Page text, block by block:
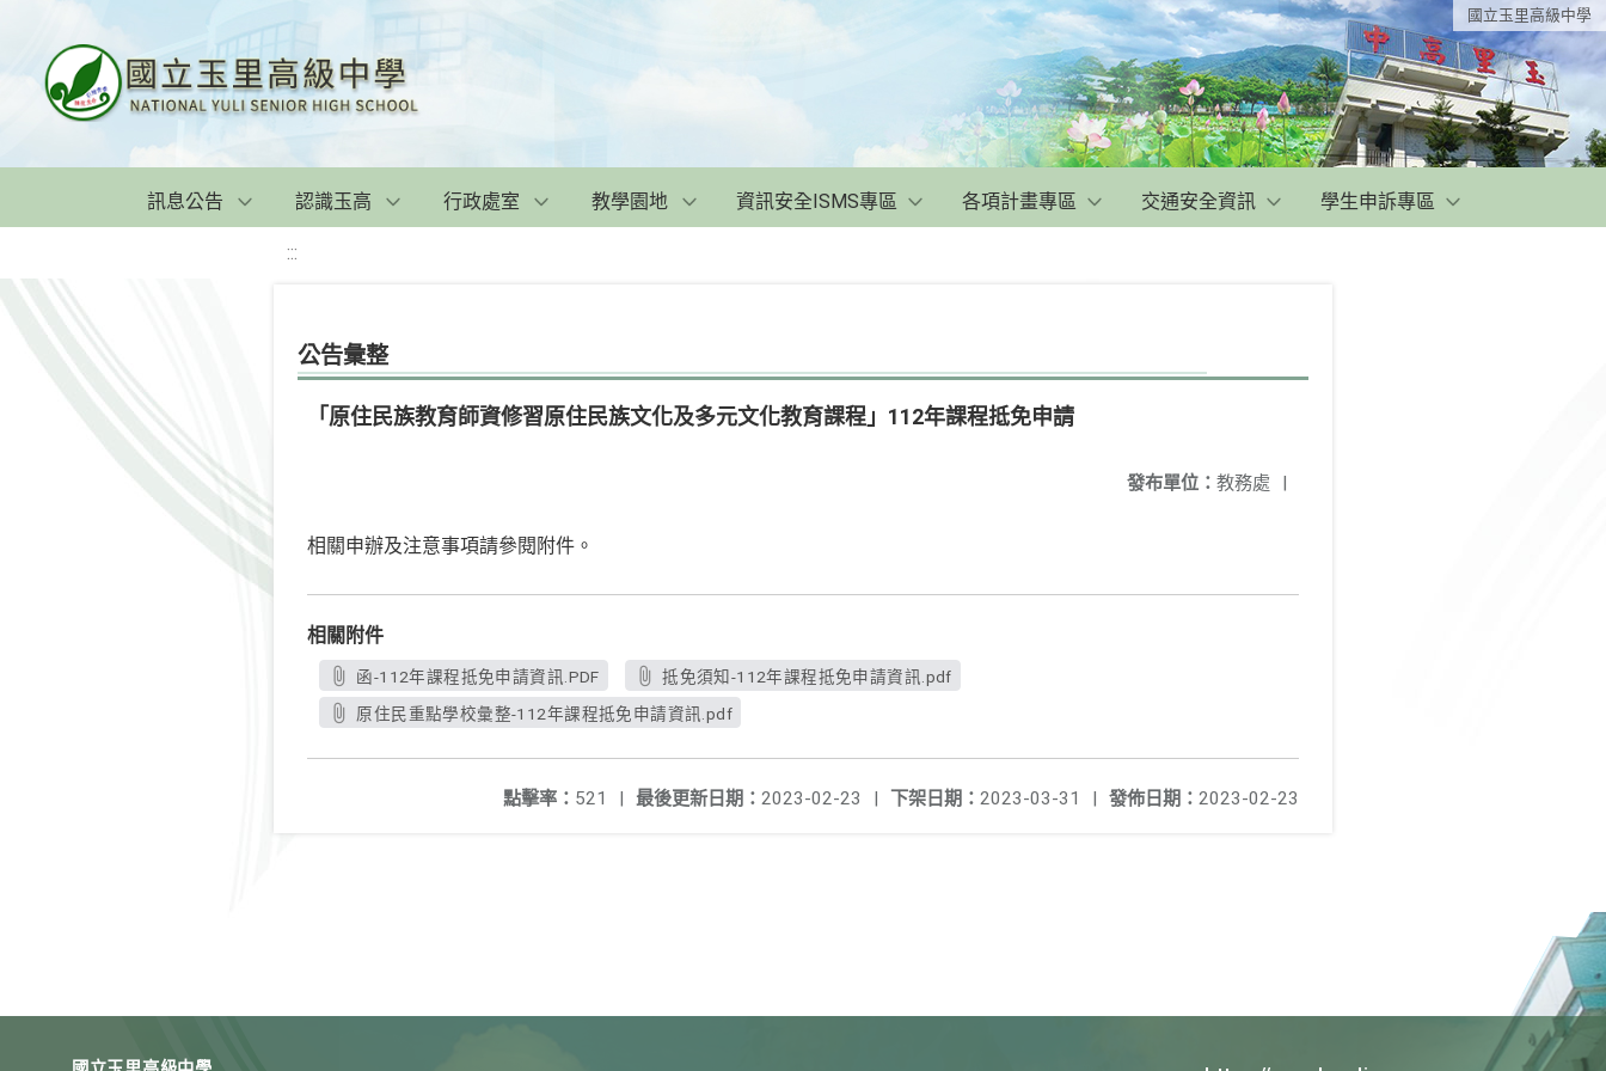
國立玉里高級中學
訊息公告 認識玉高 行政處室 教學園地 資訊安全ISMS專區 各項計畫專區 交通安全資訊 學生申訴專區
:::
公告彙整
「原住民族教育師資修習原住民族文化及多元文化教育課程」112年課程抵免申請
發布單位： 教務處 |
相關申辦及注意事項請參閱附件。
相關附件
函-112年課程抵免申請資訊.PDF
抵免須知-112年課程抵免申請資訊.pdf
原住民重點學校彙整-112年課程抵免申請資訊.pdf
發佈日期： 2023-02-23
下架日期： 2023-03-31 |
最後更新日期： 2023-02-23 |
點擊率： 521 |